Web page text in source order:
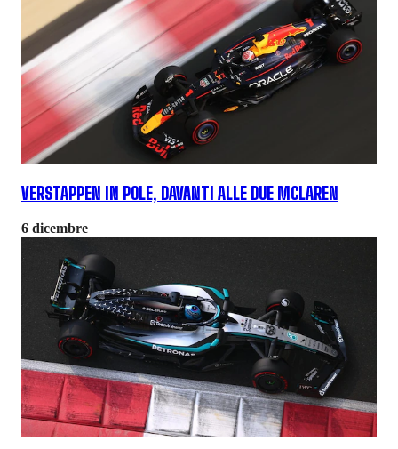
VERSTAPPEN IN POLE, DAVANTI ALLE DUE MCLAREN
6 dicembre